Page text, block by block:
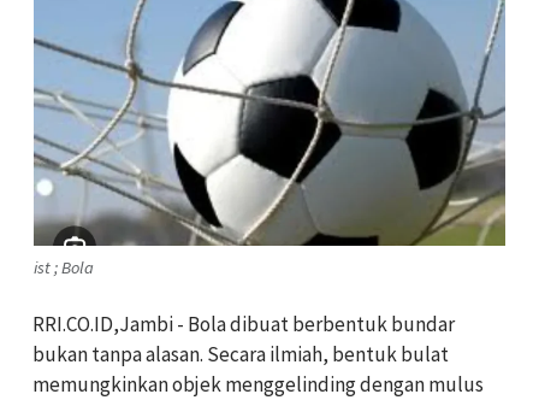
ist ; Bola
RRI.CO.ID,Jambi - Bola dibuat berbentuk bundar
bukan tanpa alasan. Secara ilmiah, bentuk bulat
memungkinkan objek menggelinding dengan mulus